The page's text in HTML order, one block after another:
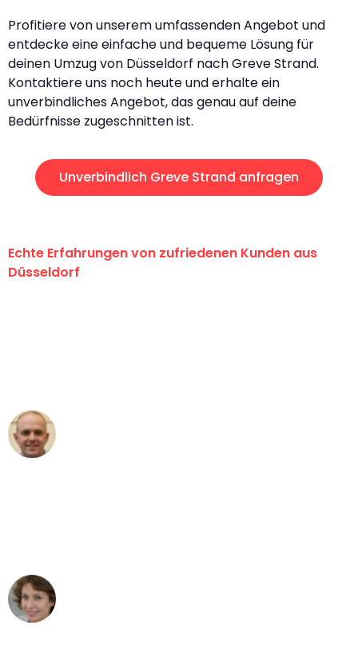
Profitiere von unserem umfassenden Angebot und
entdecke eine einfache und bequeme Lösung für
deinen Umzug von Düsseldorf nach Greve Strand.
Kontaktiere uns noch heute und erhalte ein
unverbindliches Angebot, das genau auf deine
Bedürfnisse zugeschnitten ist.
Unverbindlich Greve Strand anfragen
Echte Erfahrungen von zufriedenen Kunden aus
Düsseldorf